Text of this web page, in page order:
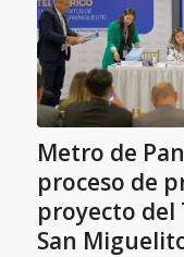
Metro de
proceso de
proyecto del
San